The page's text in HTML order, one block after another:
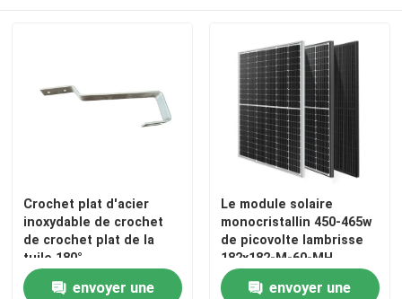
Crochet plat d'acier
inoxydable de crochet
de crochet plat de la
tuile 180°
principalement pour
l'Europeenvoyer une
Le module solaire
monocristallin 450-465w
de picovolte lambrisse
182x182-M-60-MH
envoyer une